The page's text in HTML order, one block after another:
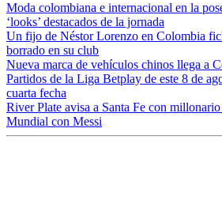
Moda colombiana e internacional en la
‘looks’ destacados de la jornada
Un fijo de Néstor Lorenzo en Colombia
borrado en su club
Nueva marca de vehículos chinos llega a
Partidos de la Liga Betplay de este 8 de
cuarta fecha
River Plate avisa a Santa Fe con
Mundial con Messi